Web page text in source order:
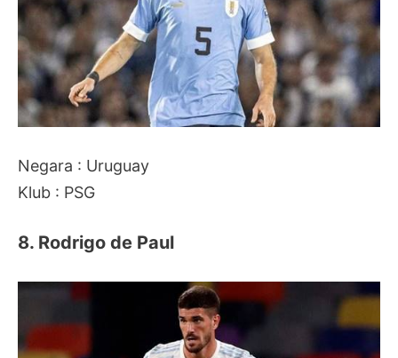
Negara : Uruguay
Klub : PSG
8. Rodrigo de Paul